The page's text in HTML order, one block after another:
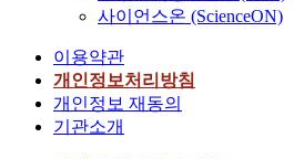
사이언스온 (ScienceON)
이용약관
개인정보처리방침
개인정보 재동의
기관소개